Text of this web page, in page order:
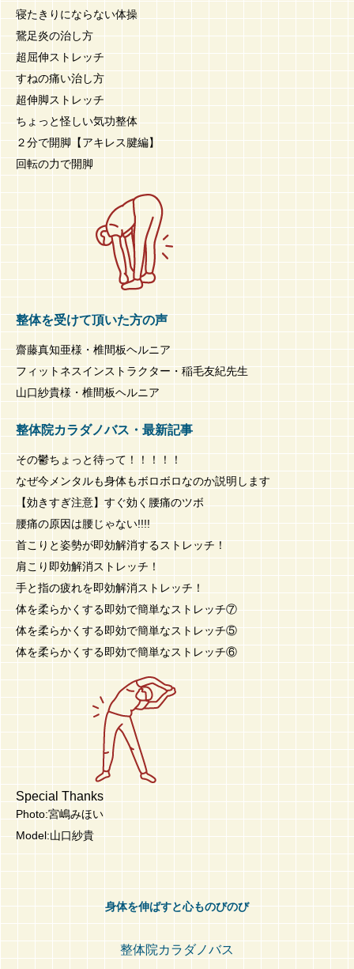
寝たきりにならない体操
鵞足炎の治し方
超屈伸ストレッチ
すねの痛い治し方
超伸脚ストレッチ
ちょっと怪しい気功整体
２分で開脚【アキレス腱編】
回転の力で開脚
整体を受けて頂いた方の声
齋藤真知亜様・椎間板ヘルニア
フィットネスインストラクター・稲毛友紀先生
山口紗貴様・椎間板ヘルニア
整体院カラダノバス・最新記事
その鬱ちょっと待って！！！！！
なぜ今メンタルも身体もボロボロなのか説明します
【効きすぎ注意】すぐ効く腰痛のツボ
腰痛の原因は腰じゃない!!!!
首こりと姿勢が即効解消するストレッチ！
肩こり即効解消ストレッチ！
手と指の疲れを即効解消ストレッチ！
体を柔らかくする即効で簡単なストレッチ⑦
体を柔らかくする即効で簡単なストレッチ⑤
体を柔らかくする即効で簡単なストレッチ⑥
Special Thanks
Photo:宮嶋みほい
Model:山口紗貴
身体を伸ばすと心ものびのび
整体院カラダノバス